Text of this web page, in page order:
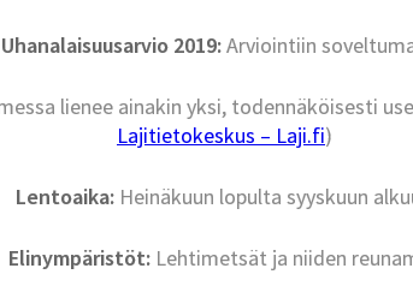
Uhanalaisuusarvio 2019:Arviointiin
lienee ainakin yksi, todennäköisesti
Lajitietokeskus – Laji.fi)
Lentoaika: Heinäkuun lopulta syyskuun
Elinympäristöt: Lehtimetsät ja niiden